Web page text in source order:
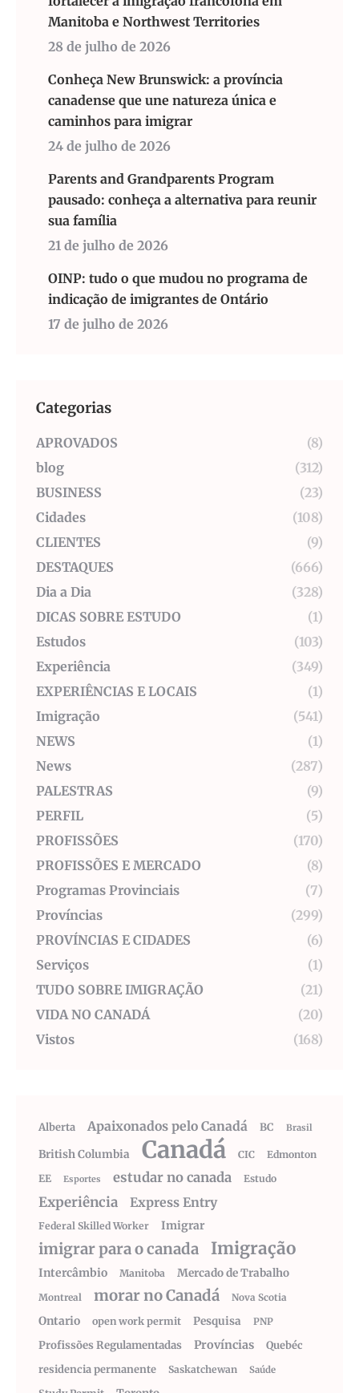
Manitoba e Northwest Territories
28 de julho de 2026
Conheça New Brunswick: a província
canadense que une natureza única e
caminhos para imigrar
24 de julho de 2026
Parents and Grandparents Program
pausado: conheça a alternativa para reunir
sua família
21 de julho de 2026
OINP: tudo o que mudou no programa de
indicação de imigrantes de Ontário
17 de julho de 2026
Categorias
APROVADOS
(8)
blog
(312)
BUSINESS
(23)
Cidades
(108)
CLIENTES
(9)
DESTAQUES
(666)
Dia a Dia
(328)
DICAS SOBRE ESTUDO
(1)
Estudos
(103)
Experiência
(349)
EXPERIÊNCIAS E LOCAIS
(1)
Imigração
(541)
NEWS
(1)
News
(287)
PALESTRAS
(9)
PERFIL
(5)
PROFISSÕES
(170)
PROFISSÕES E MERCADO
(8)
Programas Provinciais
(7)
Províncias
(299)
PROVÍNCIAS E CIDADES
(6)
Serviços
(1)
TUDO SOBRE IMIGRAÇÃO
(21)
VIDA NO CANADÁ
(20)
Vistos
(168)
Alberta Apaixonados pelo Canadá BC Brasil
British Columbia Canadá CIC
Edmonton
EE
Esportes estudar no canada Estudo
Experiência Express Entry
Federal Skilled Worker Imigrar
imigrar para o canada Imigração
Intercâmbio Manitoba Mercado de Trabalho
Montreal morar no Canadá Nova Scotia
Ontario open work permit Pesquisa PNP
Profissões Regulamentadas Províncias
Quebéc
residencia permanente
Saskatchewan Saúde